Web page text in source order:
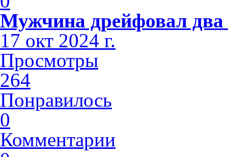
Мужчина дрейфовал два
17 окт 2024 г.
Просмотры
264
Понравилось
0
Комментарии